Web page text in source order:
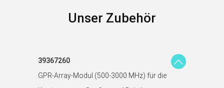
Unser Zubehör
39367260
GPR-Array-Modul (500-3000 MHz) für die